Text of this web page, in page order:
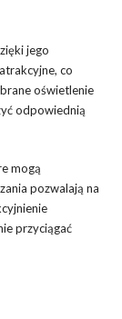
jego
co
oświetlenie
odpowiednią
mogą
pozwalają na
przyciągać